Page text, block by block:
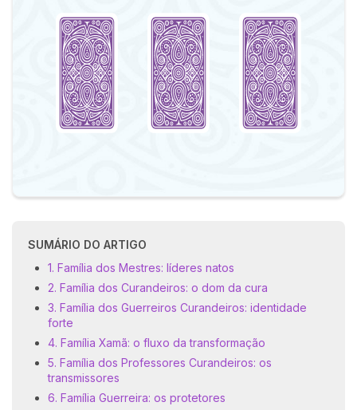
SUMÁRIO DO ARTIGO
1. Família dos Mestres: líderes natos
2. Família dos Curandeiros: o dom da cura
3. Família dos Guerreiros Curandeiros: identidade
forte
4. Família Xamã: o fluxo da transformação
5. Família dos Professores Curandeiros: os
transmissores
6. Família Guerreira: os protetores